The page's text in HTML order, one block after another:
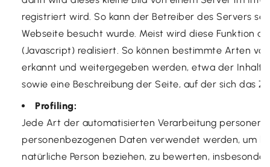
registriert wird. So kann der Betreiber des Servers
Webseite besucht wurde. Meist wird diese Funktion
(Javascript) realisiert. So können bestimmte Arten
erkannt und weitergegeben werden, etwa der Inhalt
sowie eine Beschreibung der Seite, auf der sich das
Profiling:
Jede Art der automatisierten Verarbeitung
personenbezogenen Daten verwendet werden, um
natürliche Person beziehen, zu bewerten,